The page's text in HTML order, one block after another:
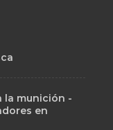
la munición -
en